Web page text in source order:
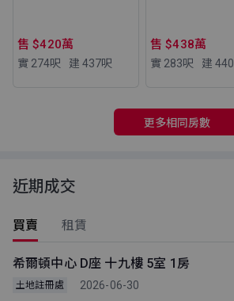
售 $420萬
實 274呎 建 437呎
售 $438萬
實 283呎 建 440
更多相同房數
近期成交
買賣 租賃
希爾頓中心 D座 十九樓 5室 1房
土地註冊處 2026-06-30